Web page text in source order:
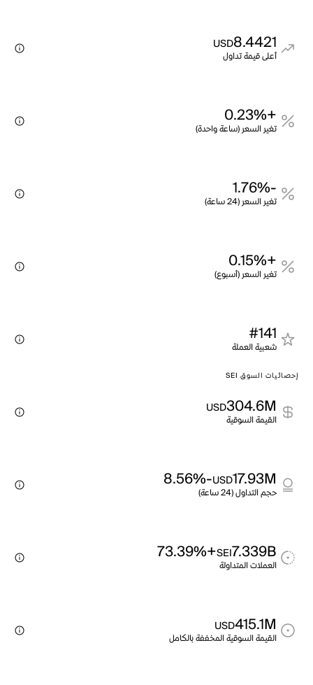
8.4421
USD
أعلى قيمة تداول
+0.23%
تغير السعر (ساعة واحدة)
-1.76%
تغير السعر (24 ساعة)
+0.15%
تغير السعر (أسبوع)
#141
شعبية العملة
إحصائيات السوق SEI
304.6M
USD
القيمة السوقية
17.93M
USD
-8.56%
حجم التداول (24 ساعة)
7.339B
SEI
+73.39%
العملات المتداولة
415.1M
USD
القيمة السوقية المخففة بالكامل